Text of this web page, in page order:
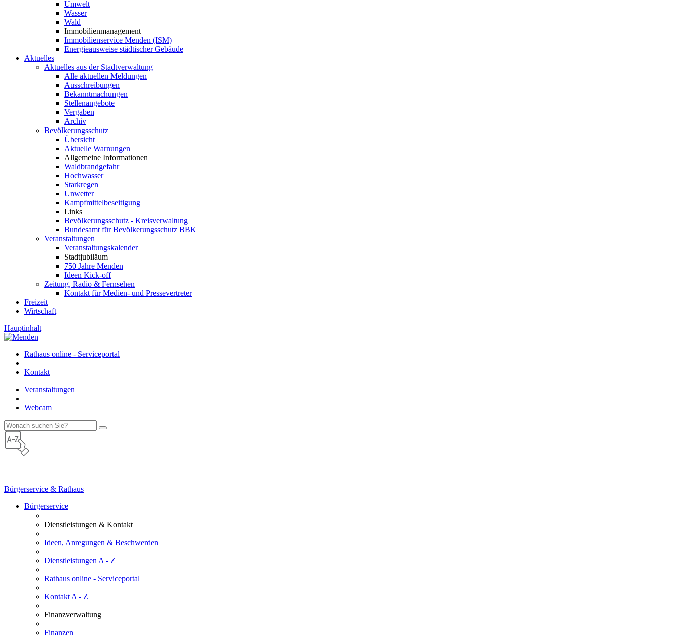
Umwelt
Wasser
Wald
Immobilienmanagement
Immobilienservice Menden (ISM)
Energieausweise städtischer Gebäude
Aktuelles
Aktuelles aus der Stadtverwaltung
Alle aktuellen Meldungen
Ausschreibungen
Bekanntmachungen
Stellenangebote
Vergaben
Archiv
Bevölkerungsschutz
Übersicht
Aktuelle Warnungen
Allgemeine Informationen
Waldbrandgefahr
Hochwasser
Starkregen
Unwetter
Kampfmittelbeseitigung
Links
Bevölkerungsschutz - Kreisverwaltung
Bundesamt für Bevölkerungsschutz BBK
Veranstaltungen
Veranstaltungskalender
Stadtjubiläum
750 Jahre Menden
Ideen Kick-off
Zeitung, Radio & Fernsehen
Kontakt für Medien- und Pressevertreter
Freizeit
Wirtschaft
Hauptinhalt
Rathaus online - Serviceportal
|
Kontakt
Veranstaltungen
|
Webcam
Bürgerservice & Rathaus
Bürgerservice
Dienstleistungen & Kontakt
Ideen, Anregungen & Beschwerden
Dienstleistungen A - Z
Rathaus online - Serviceportal
Kontakt A - Z
Finanzverwaltung
Finanzen